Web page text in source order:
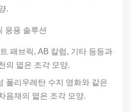
.
응용 솔루션
패브릭, AB 칼럼, 기타 등등과
의 엷은 조각 모양.
폴리우레탄 수지 영화와 같은
음재의 엷은 조각 모양.